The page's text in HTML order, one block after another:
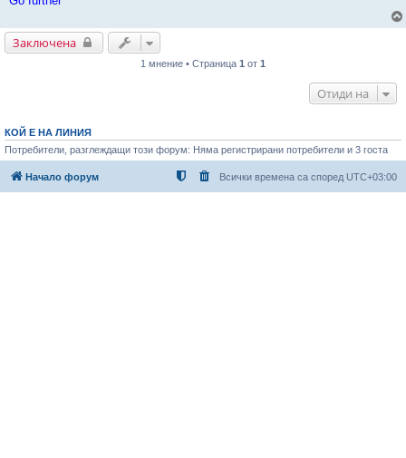
Заключена
1 мнение • Страница 1 от 1
Отиди на
КОЙ Е НА ЛИНИЯ
Потребители, разглеждащи този форум: Няма регистрирани потребители и 3 госта
Начало форум Всички времена са според UTC+03:00